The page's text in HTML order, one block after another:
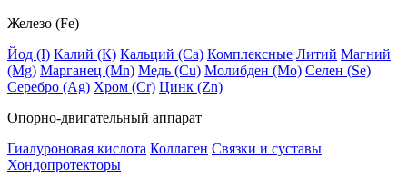
Железо (Fe)
Йод (I) Калий (К) Кальций (Са) Комплексные Литий Магний
(Mg) Марганец (Mn) Медь (Сu) Молибден (Мо) Селен (Se)
Серебро (Ag) Хром (Cr) Цинк (Zn)
Опорно-двигательный аппарат
Гиалуроновая кислота Коллаген Связки и суставы
Хондопротекторы